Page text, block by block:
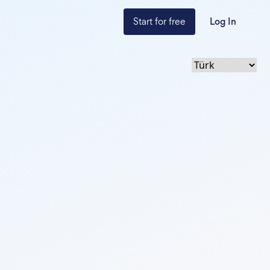
Start for free Log In